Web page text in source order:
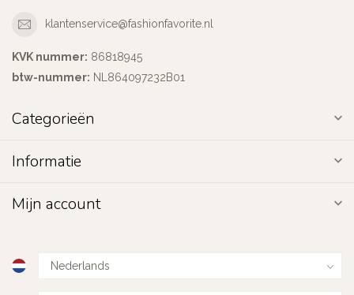
klantenservice@fashionfavorite.nl
KVK nummer: 86818945
btw-nummer: NL864097232B01
Categorieën
Informatie
Mijn account